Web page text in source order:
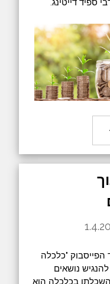
הפייסבוק "כלכלה
נושאים
בכלכלה הוא